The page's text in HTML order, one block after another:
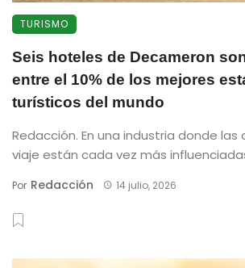
TURISMO
Seis hoteles de Decameron
entre el 10% de los mejores
turísticos del mundo
Redacción. En una industria donde las
viaje están cada vez más
Por Redacción 14 julio, 2026